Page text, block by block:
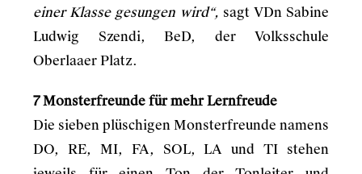
einer Klasse gesungen wird“, sagt VDn Sabine
Ludwig Szendi, BeD, der Volksschule
Oberlaaer Platz.
7 Monsterfreunde für mehr Lernfreude
Die sieben plüschigen Monsterfreunde namens
DO, RE, MI, FA, SOL, LA und TI stehen